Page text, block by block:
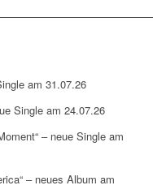
am 31.07.26
Single am 24.07.26
– neue Single am
– neues Album am